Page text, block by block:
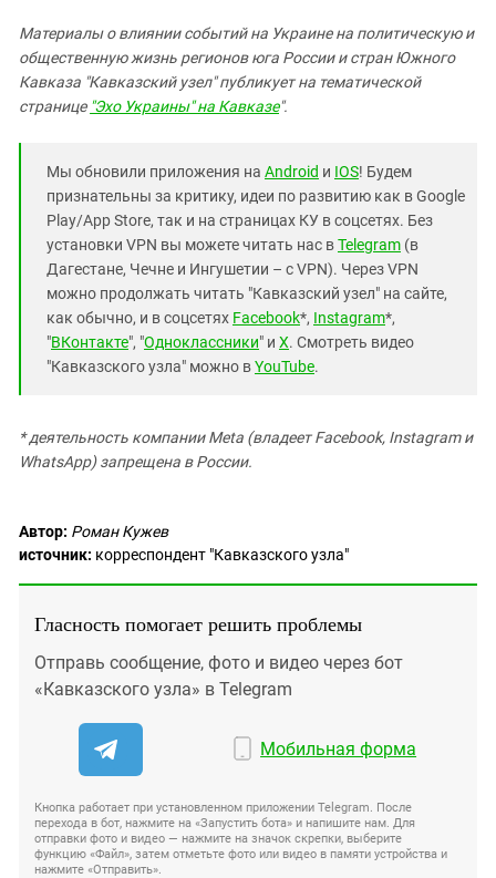
Материалы о влиянии событий на Украине на политическую и
общественную жизнь регионов юга России и стран Южного
Кавказа "Кавказский узел" публикует на тематической
странице "Эхо Украины" на Кавказе".
Мы обновили приложения на Android и IOS! Будем
признательны за критику, идеи по развитию как в Google
Play/App Store, так и на страницах КУ в соцсетях. Без
установки VPN вы можете читать нас вTelegram (в
Дагестане, Чечне и Ингушетии – с VPN). Через VPN
можно продолжать читать "Кавказский узел" на сайте,
как обычно, и в соцсетях Facebook*, Instagram*,
"ВКонтакте", "Одноклассники" и X. Смотреть видео
"Кавказского узла" можно вYouTube.
* деятельность компании Meta (владеет Facebook, Instagram и
WhatsApp) запрещена в России.
Автор: Роман Кужев
источник: корреспондент "Кавказского узла"
Гласность помогает решить проблемы
Отправь сообщение, фото и видео через бот
«Кавказского узла» в Telegram
Мобильная форма
Кнопка работает при установленном приложении Telegram. После
перехода в бот, нажмите на «Запустить бота» и напишите нам. Для
отправки фото и видео — нажмите на значок скрепки, выберите
функцию «Файл», затем отметьте фото или видео в памяти устройства и
нажмите «Отправить».